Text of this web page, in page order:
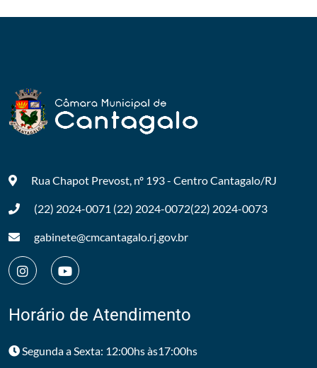
Rua Chapot Prevost, nº 193 - CentroCantagalo/RJ
(22) 2024-0071 (22) 2024-0072(22) 2024-0073
gabinete@cmcantagalo.rj.gov.br
Horário de Atendimento
Segunda a Sexta: 12:00hs às17:00hs